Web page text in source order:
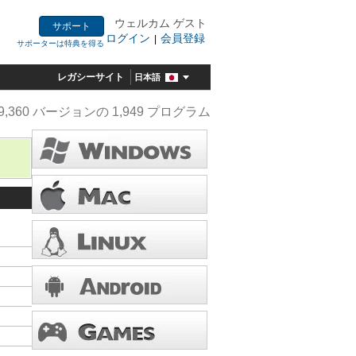
サポート
サポーターは特典を得る
ウェルカム ゲスト
ログイン | 会員登録
レガシーサイト 日本語
バージョンの 1,949 プログラム